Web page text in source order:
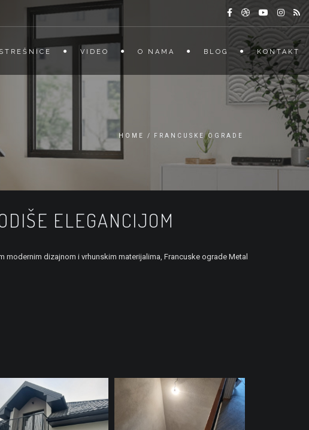
VIDEO O NAMA BLOG KONTAKT
HOME FRANCUSKE OGRADE
ELEGANCIJOM
dizajnom i vrhunskim materijalima, Francuske ograde Metal